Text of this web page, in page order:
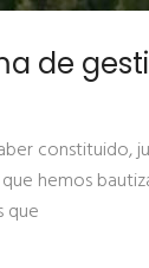
de
constituido,
hemos
que